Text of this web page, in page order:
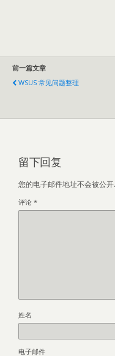
前一篇文章
WSUS 常见问题整理
留下回复
您的电子邮件地址不会被公开.
评论 *
姓名
电子邮件